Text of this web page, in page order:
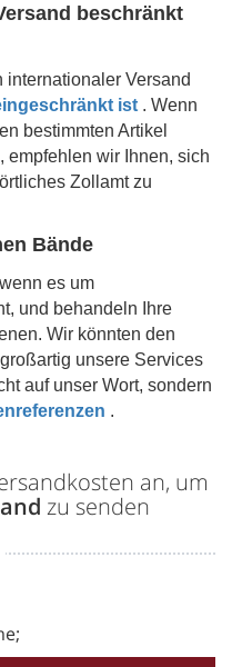
beschränkt
Versand
ist . Wenn
bestimmten Artikel
empfehlen wir Ihnen, sich
Zollamt zu
Bände
es um
und behandeln Ihre
Wir könnten den
unsere Services
auf unser Wort, sondern
.
an, um
zu senden